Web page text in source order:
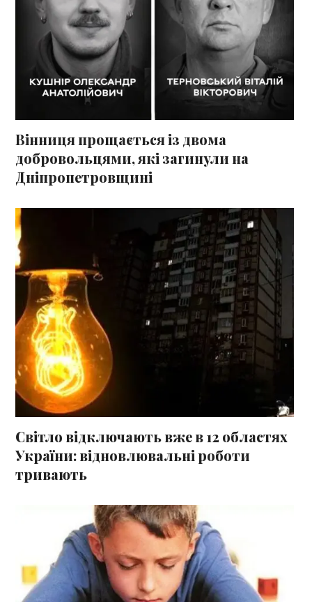
Вінниця прощається із двома
добровольцями, які загинули на
Дніпропетровщині
Світло відключають вже в 12 областях
України: відновлювальні роботи
тривають